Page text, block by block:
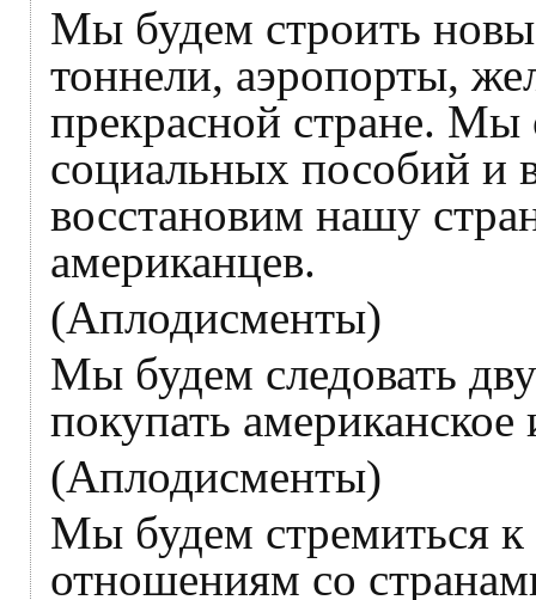
Мы будем строить
тоннели, аэропорты,
прекрасной стране.
социальных пособий и
восстановим нашу
американцев.
(Аплодисменты)
Мы будем следовать
покупать
(Аплодисменты)
Мы будем стремиться
отношениям со